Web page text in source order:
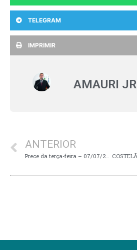
TELEGRAM
IMPRIMIR
AMAURI JR
ANTERIOR
Prece da terça-feira – 07/07/2026